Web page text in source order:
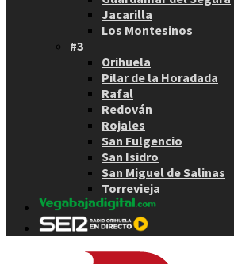
Jacarilla
Los Montesinos
#3
Orihuela
Pilar de la Horadada
Rafal
Redován
Rojales
San Fulgencio
San Isidro
San Miguel de Salinas
Torrevieja